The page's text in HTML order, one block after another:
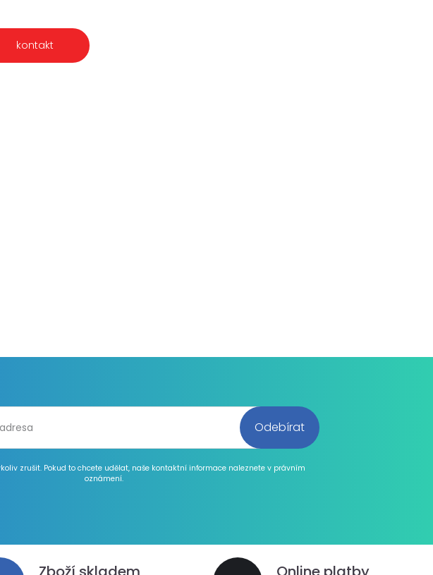
kontakt
zrušit. Pokud to chcete udělat, naše kontaktní informace naleznete v právním
oznámení.